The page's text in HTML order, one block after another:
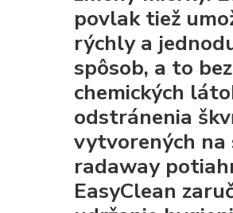
povlak tiež
rýchly a
spôsob, a to
chemických
odstránenia
vytvorených na
radaway
EasyClean